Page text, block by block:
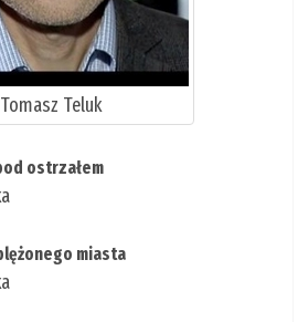
Tomasz Teluk
ostrzałem
miasta